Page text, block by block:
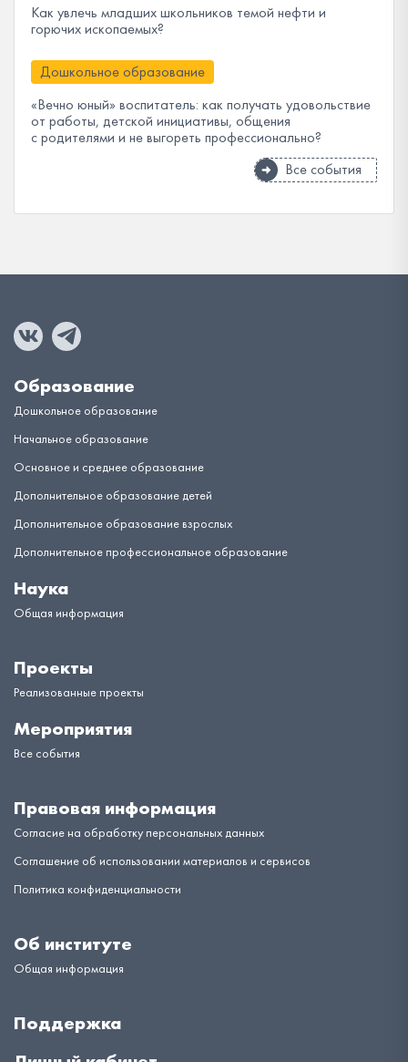
Как увлечь младших школьников темой нефти и
горючих ископаемых?
Дошкольное образование
«Вечно юный» воспитатель: как получать удовольствие
от работы, детской инициативы, общения
с родителями и не выгореть профессионально?
Все события
Образование
Дошкольное образование
Начальное образование
Основное и среднее образование
Дополнительное образование детей
Дополнительное образование взрослых
Дополнительное профессиональное образование
Наука
Общая информация
Проекты
Реализованные проекты
Мероприятия
Все события
Правовая информация
Согласие на обработку персональных данных
Соглашение об использовании материалов и сервисов
Политика конфиденциальности
Об институте
Общая информация
Поддержка